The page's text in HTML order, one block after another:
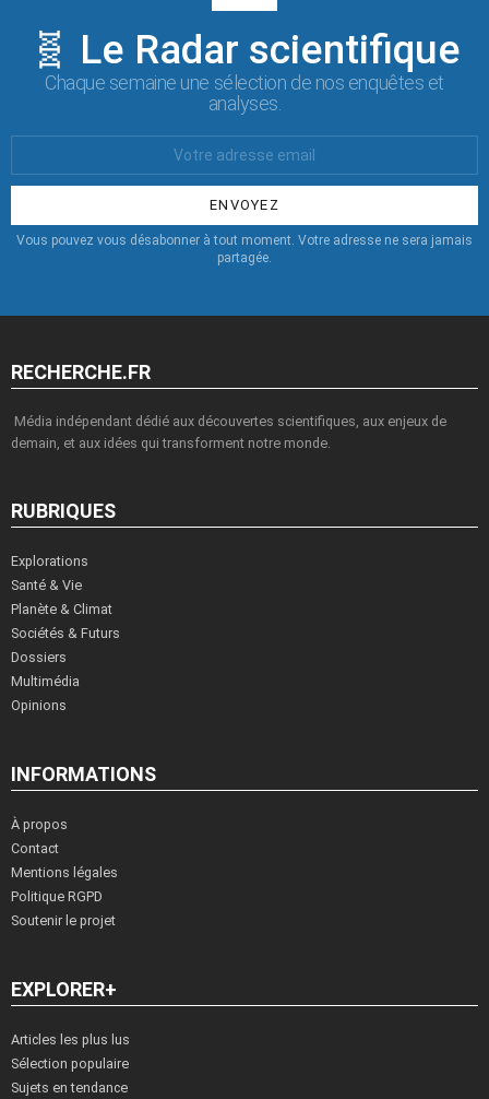
🧬 Le Radar scientifique
Chaque semaine une sélection de nos enquêtes et
analyses.
:
Vous pouvez vous désabonner à tout moment. Votre adresse ne sera jamais
partagée.
RECHERCHE.FR
Média indépendant dédié aux découvertes scientifiques, aux enjeux de
demain, et aux idées qui transforment notre monde.
RUBRIQUES
Explorations
Santé & Vie
Planète & Climat
Sociétés & Futurs
Dossiers
Multimédia
Opinions
INFORMATIONS
À propos
Contact
Mentions légales
Politique RGPD
Soutenir le projet
EXPLORER+
Articles les plus lus
Sélection populaire
Sujets en tendance